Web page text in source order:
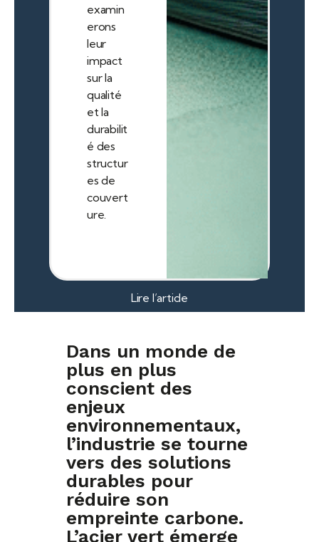
examin
erons
leur
impact
sur la
qualité
et la
durabilit
é des
structur
es de
couvert
ure.
Lire l’article
Dans un monde de
plus en plus
conscient des
enjeux
environnementaux,
l’industrie se tourne
vers des solutions
durables pour
réduire son
empreinte carbone.
L’acier vert émerge